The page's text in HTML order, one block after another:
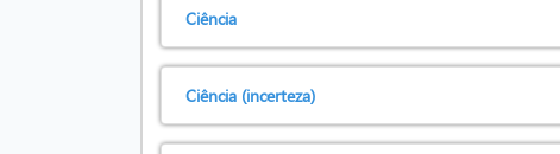
Ciência
Ciência (incerteza)